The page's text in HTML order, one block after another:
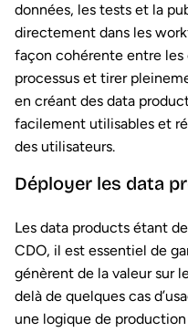
données, les tests et la
directement dans les
façon cohérente entre les
processus et tirer
en créant des data
facilement utilisables et
des utilisateurs.
Déployer les data
Les data products étant
CDO, il est essentiel de
génèrent de la valeur sur
delà de quelques cas
une logique de